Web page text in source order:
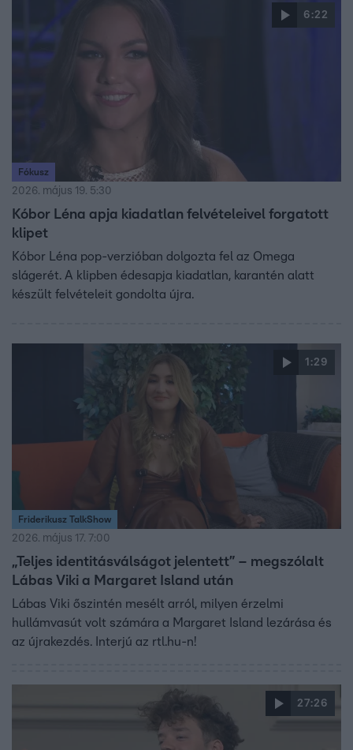
6:22
Fókusz
2026. május 19. 5:30
Kóbor Léna apja kiadatlan felvételeivel forgatott
klipet
Kóbor Léna pop-verzióban dolgozta fel az Omega
slágerét. A klipben édesapja kiadatlan, karantén alatt
készült felvételeit gondolta újra.
1:29
Friderikusz TalkShow
2026. május 17. 7:00
„Teljes identitásválságot jelentett” – megszólalt
Lábas Viki a Margaret Island után
Lábas Viki őszintén mesélt arról, milyen érzelmi
hullámvasút volt számára a Margaret Island lezárása és
az újrakezdés. Interjú az rtl.hu-n!
27:26